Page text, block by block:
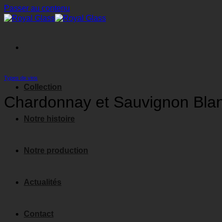
Passer au contenu
Collection
Notre histoire
Notre production
Actualités
Contact
Types de vins
Chardonnay et Sauvignon